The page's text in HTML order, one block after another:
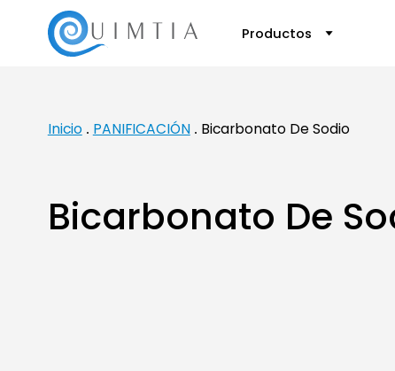
Productos
Inicio
PANIFICACIÓN Bicarbonato De Sodio
Bicarbonato De